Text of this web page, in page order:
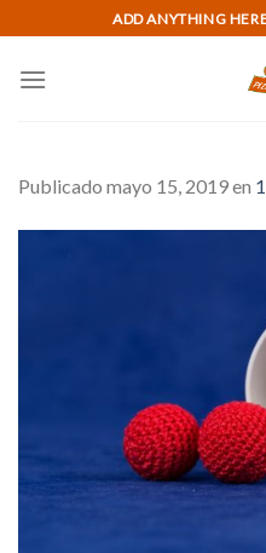
to
content
ADD ANYTHING
Publicado mayo 15, 2019en